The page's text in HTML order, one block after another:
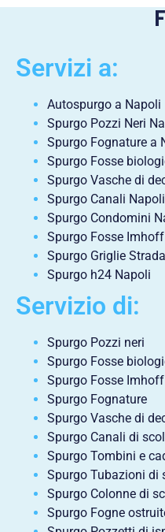
Servizi a:
Autospurgo a Napoli
Spurgo Pozzi Neri
Spurgo Fognature a
Spurgo Fosse
Spurgo Vasche di
Spurgo Canali Napoli
Spurgo Condomini
Spurgo Fosse
Spurgo Griglie
Spurgo h24 Napoli
Servizio di:
Spurgo Pozzi neri
Spurgo Fosse
Spurgo Fosse Imhoff
Spurgo Fognature
Spurgo Vasche di
Spurgo Canali di
Spurgo Tombini e
Spurgo Tubazioni di
Spurgo Colonne di
Spurgo Fogne